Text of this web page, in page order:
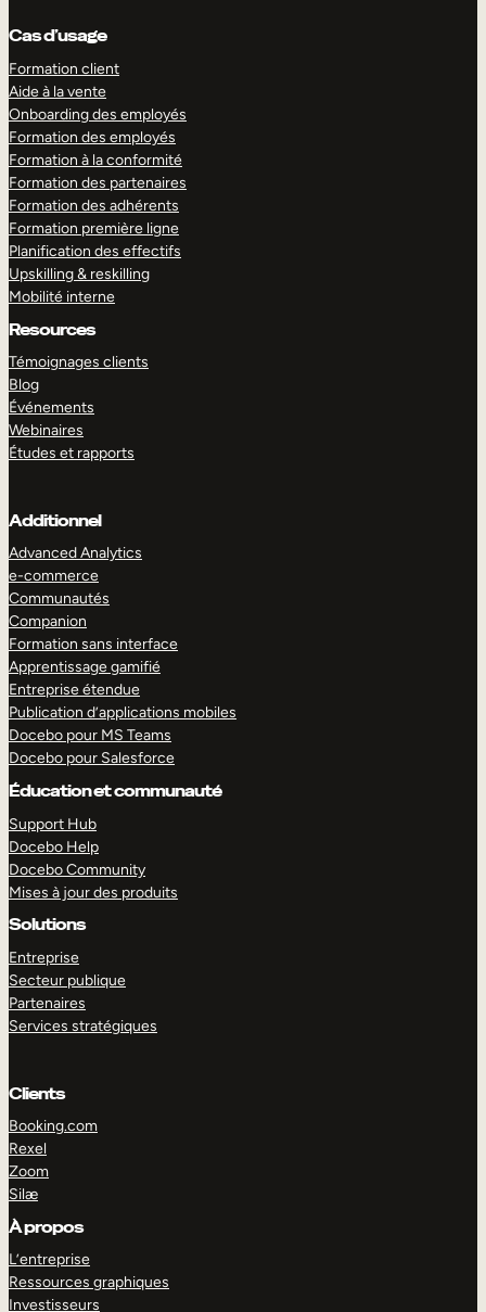
Cas d’usage
Formation client
Aide à la vente
Onboarding des employés
Formation des employés
Formation à la conformité
Formation des partenaires
Formation des adhérents
Formation première ligne
Planification des effectifs
Upskilling & reskilling
Mobilité interne
Resources
Témoignages clients
Blog
Événements
Webinaires
Études et rapports
Additionnel
Advanced Analytics
e-commerce
Communautés
Companion
Formation sans interface
Apprentissage gamifié
Entreprise étendue
Publication d’applications mobiles
Docebo pour MS Teams
Docebo pour Salesforce
Éducation et communauté
Support Hub
Docebo Help
Docebo Community
Mises à jour des produits
Solutions
Entreprise
Secteur publique
Partenaires
Services stratégiques
Clients
Booking.com
Rexel
Zoom
Silæ
À propos
L’entreprise
Ressources graphiques
Investisseurs